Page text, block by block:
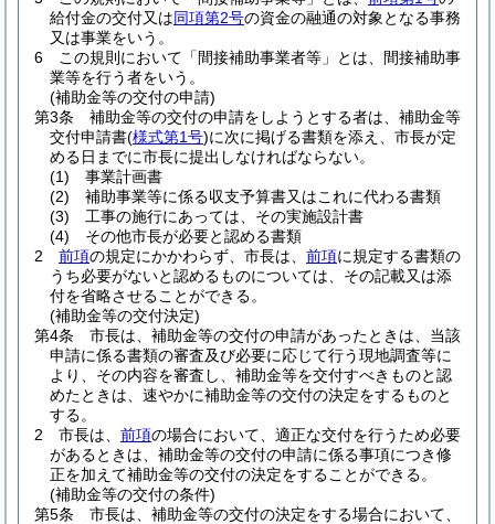
給付金の交付又は同項第2号の資金の融通の対象となる事務
又は事業をいう。
6
この規則において「間接補助事業者等」とは、間接補助事
業等を行う者をいう。
(補助金等の交付の申請)
第3条
補助金等の交付の申請をしようとする者は、補助金等
交付申請書(様式第1号)に次に掲げる書類を添え、市長が定
める日までに市長に提出しなければならない。
(1)
事業計画書
(2)
補助事業等に係る収支予算書又はこれに代わる書類
(3)
工事の施行にあっては、その実施設計書
(4)
その他市長が必要と認める書類
2
前項の規定にかかわらず、市長は、 前項に規定する書類の
うち必要がないと認めるものについては、その記載又は添
付を省略させることができる。
(補助金等の交付決定)
第4条
市長は、補助金等の交付の申請があったときは、当該
申請に係る書類の審査及び必要に応じて行う現地調査等に
より、その内容を審査し、補助金等を交付すべきものと認
めたときは、速やかに補助金等の交付の決定をするものと
する。
2
市長は、 前項の場合において、適正な交付を行うため必要
があるときは、補助金等の交付の申請に係る事項につき修
正を加えて補助金等の交付の決定をすることができる。
(補助金等の交付の条件)
第5条
市長は、補助金等の交付の決定をする場合において、